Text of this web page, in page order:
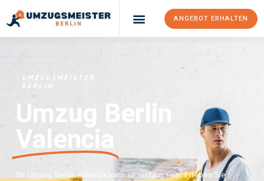
ANGEBOT ERHALTEN
UMZUGSMEISTER
BERLIN
Umzug Berlin
Valencia
Ihr Umzug Berlin Valencia kann so einfach sein! Erleben Sie